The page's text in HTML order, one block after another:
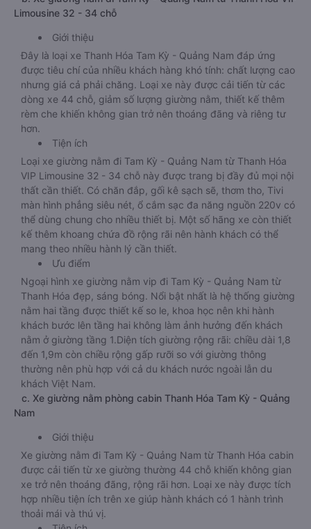
Limousine 32 - 34 chỗ
Giới thiệu
Đây là loại xe Thanh Hóa Tam Kỳ - Quảng Nam đáp ứng
được tiêu chí của nhiều khách hàng khó tính: chất lượng cao
nhưng giá cả phải chăng. Loại xe này được cải tiến từ các
dòng xe 44 chỗ, giảm số lượng giường nằm, thiết kế thêm
rèm che khiến không gian trở nên thoáng đãng và riêng tư
hơn.
Tiện ích
Loại xe giường nằm đi Tam Kỳ - Quảng Nam từ Thanh Hóa
VIP Limousine 32 - 34 chỗ này được trang bị đầy đủ mọi nội
thất cần thiết. Có chăn đắp, gối kê sạch sẽ, thơm tho, Tivi
màn hình phẳng siêu nét, ổ cắm sạc đa năng nguồn 220v có
thể dùng chung cho nhiều thiết bị. Một số hãng xe còn thiết
kế thêm khoang chứa đồ rộng rãi nên hành khách có thể
mang theo nhiều hành lý cần thiết.
Ưu điểm
Ngoại hình xe giường nằm vip đi Tam Kỳ - Quảng Nam từ
Thanh Hóa đẹp, sáng bóng. Nổi bật nhất là hệ thống giường
nằm hai tầng được thiết kế so le, khoa học nên khi hành
khách bước lên tầng hai không làm ảnh hưởng đến khách
nằm ở giường tầng 1.Diện tích giường rộng rãi: chiều dài 1,8
đến 1,9m còn chiều rộng gấp rưỡi so với giường thông
thường nên phù hợp với cả du khách nước ngoài lẫn du
khách Việt Nam.
c. Xe giường nằm phòng cabin Thanh Hóa Tam Kỳ - Quảng
Nam
Giới thiệu
Xe giường nằm đi Tam Kỳ - Quảng Nam từ Thanh Hóa cabin
được cải tiến từ xe giường thường 44 chỗ khiến không gian
xe trở nên thoáng đãng, rộng rãi hơn. Loại xe này được tích
hợp nhiều tiện ích trên xe giúp hành khách có 1 hành trình
thoải mái và thú vị.